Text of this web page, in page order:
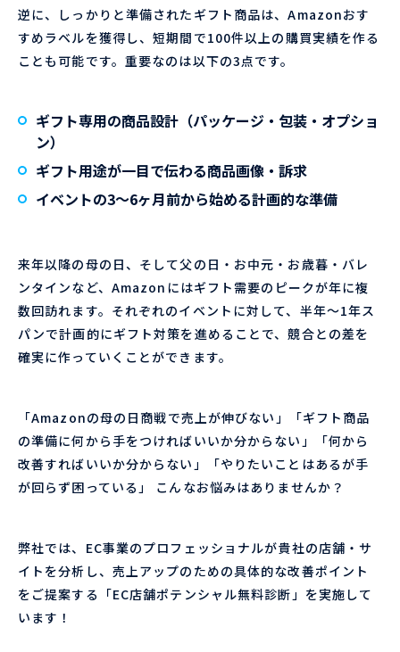
逆に、しっかりと準備されたギフト商品は、Amazonおす
すめラベルを獲得し、短期間で100件以上の購買実績を作る
ことも可能です。重要なのは以下の3点です。
ギフト専用の商品設計（パッケージ・包装・オプショ
ン）
ギフト用途が一目で伝わる商品画像・訴求
イベントの3〜6ヶ月前から始める計画的な準備
来年以降の母の日、そして父の日・お中元・お歳暮・バレ
ンタインなど、Amazonにはギフト需要のピークが年に複
数回訪れます。それぞれのイベントに対して、半年〜1年ス
パンで計画的にギフト対策を進めることで、競合との差を
確実に作っていくことができます。
「Amazonの母の日商戦で売上が伸びない」「ギフト商品
の準備に何から手をつければいいか分からない」「何から
改善すればいいか分からない」「やりたいことはあるが手
が回らず困っている」 こんなお悩みはありませんか？
弊社では、EC事業のプロフェッショナルが貴社の店舗・サ
イトを分析し、売上アップのための具体的な改善ポイント
をご提案する「EC店舗ポテンシャル無料診断」を実施して
います！